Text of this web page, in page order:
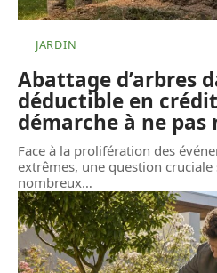
JARDIN
Abattage d’arbres
déductible en
démarche à ne pas
Face à la prolifération des
extrêmes, une question
nombreux…